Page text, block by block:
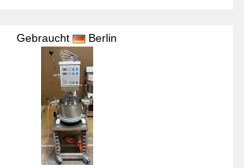
Gebraucht Berlin